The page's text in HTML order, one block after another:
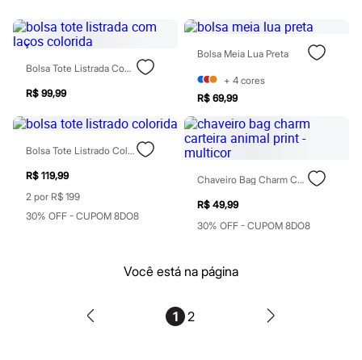
Chinelos
Pantufas
Rasteirinhas
Sapatilhas
Sapatos
Scarpin
Tamancos
Tênis
Masculino
Sandálias
Sapatênis
Sapatos
Tênis
Bolsa Tote Listrada Com Laços Colorida
R$ 99,99
Bolsa Meia Lua Preta
+ 4 cores
R$ 69,99
Bolsa Tote Listrado Colorida
R$ 119,99
2 por R$ 199
30% OFF - CUPOM 8DO8
Chaveiro Bag Charm Carteira Animal Print - Multicor
R$ 49,99
30% OFF - CUPOM 8DO8
Você está na página
1 2